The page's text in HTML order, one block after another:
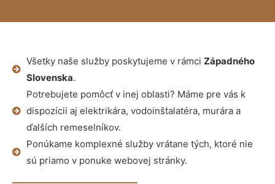
Všetky naše služby poskytujeme v rámci Západného
Slovenska.
Potrebujete pomôcť v inej oblasti? Máme pre vás k
dispozícii aj elektrikára, vodoinštalatéra, murára a
ďalších remeselníkov.
Ponúkame komplexné služby vrátane tých, ktoré nie
sú priamo v ponuke webovej stránky.